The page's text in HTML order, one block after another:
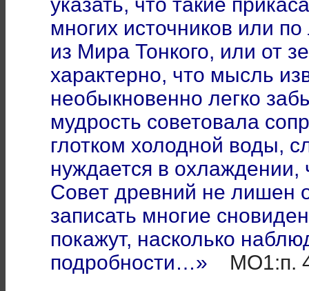
многих источников или
из Мира Тонкого, или от
характерно, что мысль
необыкновенно легко
мудрость советовала
глотком холодной воды,
нуждается в
Совет древний не лишен
записать многие
покажут, насколько
подробности…»
МО1:п.